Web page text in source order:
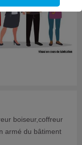
boiseur,coffreur
armé du bâtiment